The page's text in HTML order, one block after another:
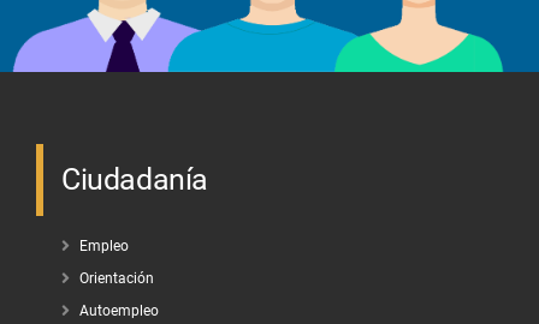
Ciudadanía
Empleo
Orientación
Autoempleo